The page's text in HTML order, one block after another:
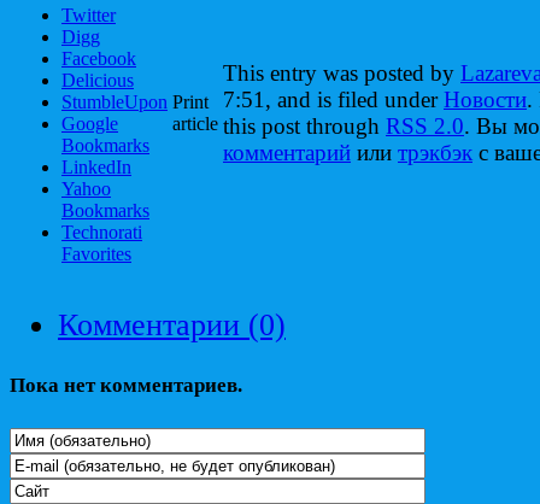
Twitter
Digg
Facebook
Delicious
StumbleUpon
Google
Bookmarks
LinkedIn
Yahoo
Bookmarks
Technorati
Favorites
Print
article
This entry was posted by
7:51, and is filed underНовости.
this post through RSS 2.0. Вы
комментарий или трэкбэк с
Комментарии (0)
Пока нет комментариев.